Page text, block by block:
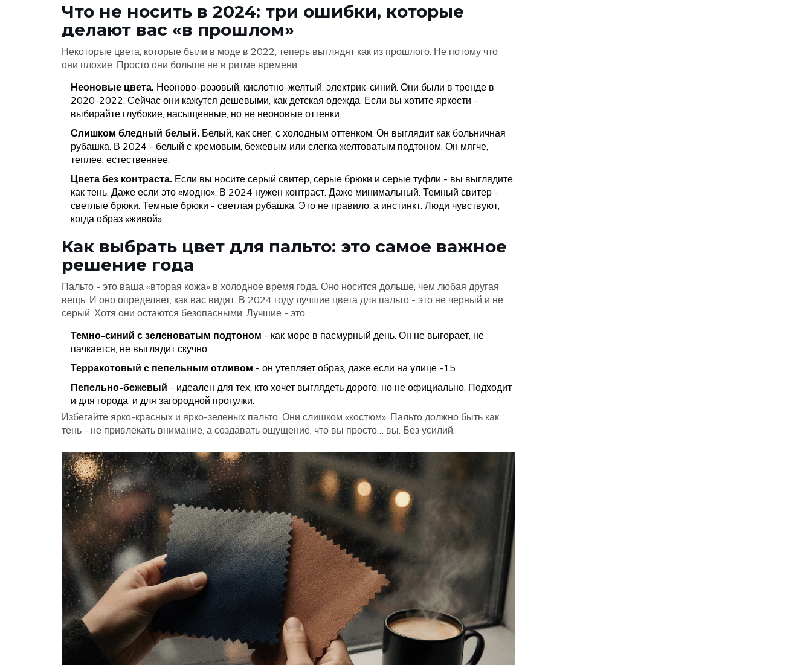
Что не носить в 2024: три ошибки, которые
делают вас «в прошлом»
Некоторые цвета, которые были в моде в 2022, теперь выглядят как из прошлого. Не потому что
они плохие. Просто они больше не в ритме времени.
Неоновые цвета. Неоново-розовый, кислотно-желтый, электрик-синий. Они были в тренде в
2020-2022. Сейчас они кажутся дешевыми, как детская одежда. Если вы хотите яркости -
выбирайте глубокие, насыщенные, но не неоновые оттенки.
Слишком бледный белый. Белый, как снег, с холодным оттенком. Он выглядит как больничная
рубашка. В 2024 - белый с кремовым, бежевым или слегка желтоватым подтоном. Он мягче,
теплее, естественнее.
Цвета без контраста. Если вы носите серый свитер, серые брюки и серые туфли - вы выглядите
как тень. Даже если это «модно». В 2024 нужен контраст. Даже минимальный. Темный свитер -
светлые брюки. Темные брюки - светлая рубашка. Это не правило, а инстинкт. Люди чувствуют,
когда образ «живой».
Как выбрать цвет для пальто: это самое важное
решение года
Пальто - это ваша «вторая кожа» в холодное время года. Оно носится дольше, чем любая другая
вещь. И оно определяет, как вас видят. В 2024 году лучшие цвета для пальто - это не черный и не
серый. Хотя они остаются безопасными. Лучшие - это:
Темно-синий с зеленоватым подтоном - как море в пасмурный день. Он не выгорает, не
пачкается, не выглядит скучно.
Терракотовый с пепельным отливом - он утепляет образ, даже если на улице -15.
Пепельно-бежевый - идеален для тех, кто хочет выглядеть дорого, но не официально. Подходит
и для города, и для загородной прогулки.
Избегайте ярко-красных и ярко-зеленых пальто. Они слишком «костюм». Пальто должно быть как
тень - не привлекать внимание, а создавать ощущение, что вы просто… вы. Без усилий.